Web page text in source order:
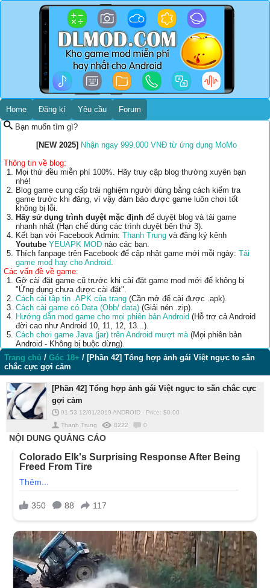
Home Đăng kí Yêu cầu
Forum
Bạn muốn tìm gì?
[NEW 2025] Nhận ngay 999.000 VNĐ từ ứng dụng MoMo
Thông tin về blog:
Mọi thứ đều miễn phí 100%. Hãy truy cập blog thường xuyên bạn
nhé!
Blog game cung cấp trải nghiệm người dùng bằng cách kiểm tra
game trước khi đăng, vì vậy đảm bảo được game luôn chơi tốt
không bị lỗi.
Hãy sử dụng trình duyệt mặc định để duyệt blog và tải game
nhanh nhất (Hạn chế dùng các trình duyệt bên thứ 3).
Kết bạn với Facebook Admin: Thanh Trung và đăng ký kênh
Youtube YEUAPK MOD nào các bạn.
Thích fanpage trên Facebook để cập nhật game mới mỗi ngày: Tải
game mod hay cho Android.
Các vấn đề về game:
Gỡ cài đặt game cũ trước khi cài đặt game mod mới để không bị
"Ứng dụng chưa được cài đặt".
Cách cài tập tin .APK của trang (Cần mở để cài được .apk).
Cách cài game có Data (Obb/ data) (Giải nén .zip).
Hướng dẫn mod game cho mọi phiên bản Android (Hỗ trợ cả Android
đời cao như Android 10, 11, 12, 13...).
Cách chơi game Java (jar) trên Android mượt mà(Mọi phiên bản
Android - Không bị buộc dừng).
Trang chủ / Góc 18+ / [Phần 42] Tổng hợp ảnh gái Việt ngực to săn
chắc cực gợi cảm
[Phần 42] Tổng hợp ảnh gái Việt ngực to săn chắc cực
gợi cảm
01:53 12/01/2019 ANDROID - Price: $0.00
Thanh Trung
8222 0